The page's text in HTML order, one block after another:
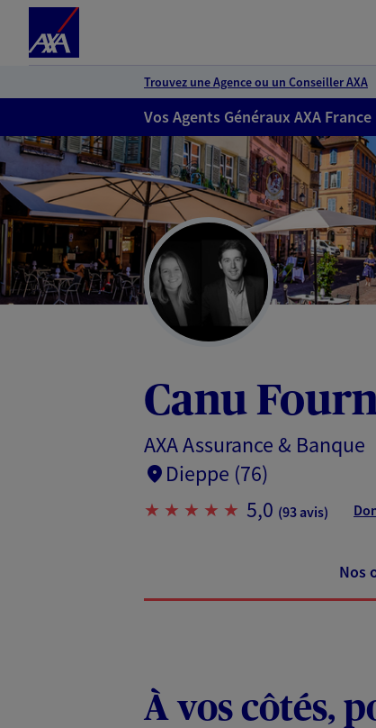
Trouvez une Agence ou un Conseiller AXA
Vos Agents Généraux AXA France
Canu
AXA Assurance & Banque
Dieppe (76)
5,0 (93 avis)
Nos
À vos côtés,